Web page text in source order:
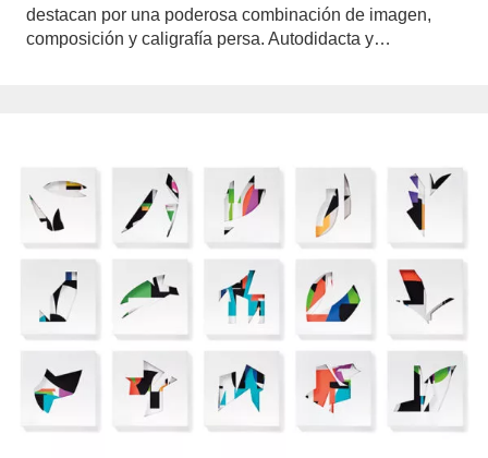
destacan por una poderosa combinación de imagen,
composición y caligrafía persa. Autodidacta y…